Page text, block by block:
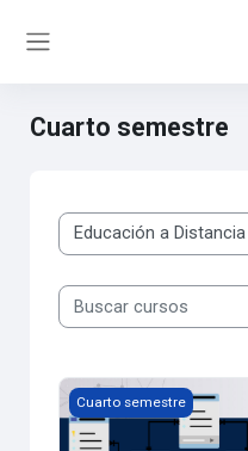
Cuarto semestre
Categorías
Buscar cursos
FUNDAMENTOS DE
Cuarto semestre